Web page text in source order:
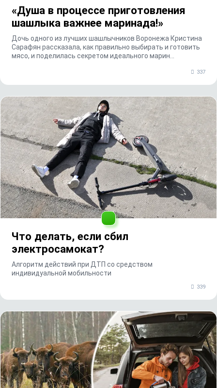
«Душа в процессе приготовления
шашлыка важнее маринада!»
Дочь одного из лучших шашлычников Воронежа Кристина
Сарафян рассказала, как правильно выбирать и готовить
мясо, и поделилась секретом идеального марин...
337
Что делать, если сбил
электросамокат?
Алгоритм действий при ДТП со средством
индивидуальной мобильности
339